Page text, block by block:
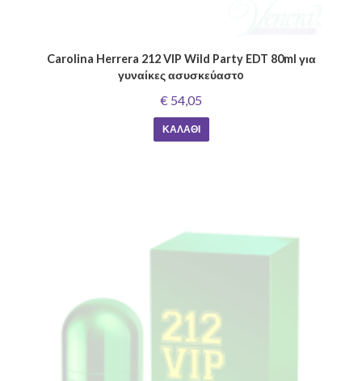
Carolina Herrera 212 VIP Wild Party EDT 80ml για
γυναίκες ασυσκεύαστo
€ 54,05
ΚΑΛΆΘΙ